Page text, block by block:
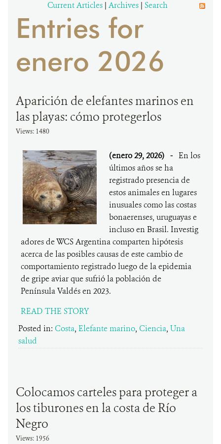
DONA
Current Articles | Archives | Search
Entries for
enero 2026
Aparición de elefantes marinos en
las playas: cómo protegerlos
Views: 1480
(enero 29, 2026) - En los
últimos años se ha
registrado presencia de
estos animales en lugares
inusuales como las costas
bonaerenses, uruguayas e
incluso en Brasil. Investig
adores de WCS Argentina comparten hipótesis
acerca de las posibles causas de este cambio de
comportamiento registrado luego de la epidemia
de gripe aviar que sufrió la población de
Península Valdés en 2023.
READ THE STORY
Posted in: Costa, Elefante marino, Ciencia, Una
salud
Colocamos carteles para proteger a
los tiburones en la costa de Río
Negro
Views: 1956